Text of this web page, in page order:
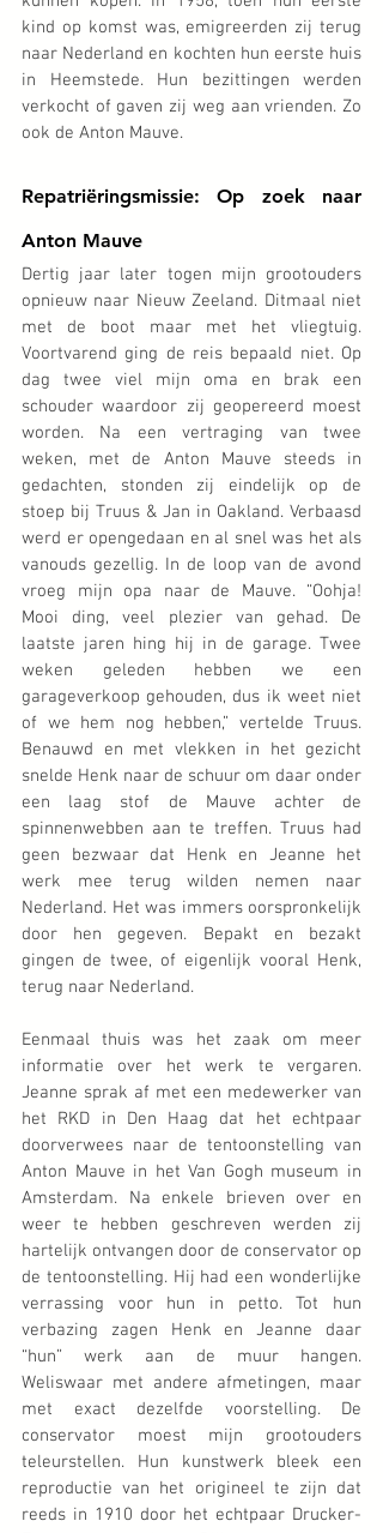
kind op komst was, emigreerden zij terug
naar Nederland en kochten hun eerste huis
in Heemstede. Hun bezittingen werden
verkocht of gaven zij weg aan vrienden. Zo
ook de Anton Mauve.
Repatriëringsmissie: Op zoek naar
Anton Mauve
Dertig jaar later togen mijn grootouders
opnieuw naar Nieuw Zeeland. Ditmaal niet
met de boot maar met het vliegtuig.
Voortvarend ging de reis bepaald niet. Op
dag twee viel mijn oma en brak een
schouder waardoor zij geopereerd moest
worden. Na een vertraging van twee
weken, met de Anton Mauve steeds in
gedachten, stonden zij eindelijk op de
stoep bij Truus & Jan in Oakland. Verbaasd
werd er opengedaan en al snel was het als
vanouds gezellig. In de loop van de avond
vroeg mijn opa naar de Mauve. “Oohja!
Mooi ding, veel plezier van gehad. De
laatste jaren hing hij in de garage. Twee
weken geleden hebben we een
garageverkoop gehouden, dus ik weet niet
of we hem nog hebben,” vertelde Truus.
Benauwd en met vlekken in het gezicht
snelde Henk naar de schuur om daar onder
een laag stof de Mauve achter de
spinnenwebben aan te treffen. Truus had
geen bezwaar dat Henk en Jeanne het
werk mee terug wilden nemen naar
Nederland. Het was immers oorspronkelijk
door hen gegeven. Bepakt en bezakt
gingen de twee, of eigenlijk vooral Henk,
terug naar Nederland.
Eenmaal thuis was het zaak om meer
informatie over het werk te vergaren.
Jeanne sprak af met een medewerker van
het RKD in Den Haag dat het echtpaar
doorverwees naar de tentoonstelling van
Anton Mauve in het Van Gogh museum in
Amsterdam. Na enkele brieven over en
weer te hebben geschreven werden zij
hartelijk ontvangen door de conservator op
de tentoonstelling. Hij had een wonderlijke
verrassing voor hun in petto. Tot hun
verbazing zagen Henk en Jeanne daar
“hun” werk aan de muur hangen.
Weliswaar met andere afmetingen, maar
met exact dezelfde voorstelling. De
conservator moest mijn grootouders
teleurstellen. Hun kunstwerk bleek een
reproductie van het origineel te zijn dat
reeds in 1910 door het echtpaar Drucker-